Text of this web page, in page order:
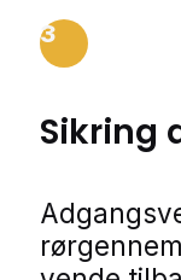
3
Sikring